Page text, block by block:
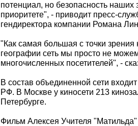
потенциал, но безопасность наших
приоритете", - приводит пресс-
гендиректора компании Романа
"Как самая большая с точки зрения
географии сеть мы просто не
многочисленных посетителей", -
В состав объединенной сети
РФ. В Москве у киносети 213
Петербурге.
Фильм Алексея Учителя